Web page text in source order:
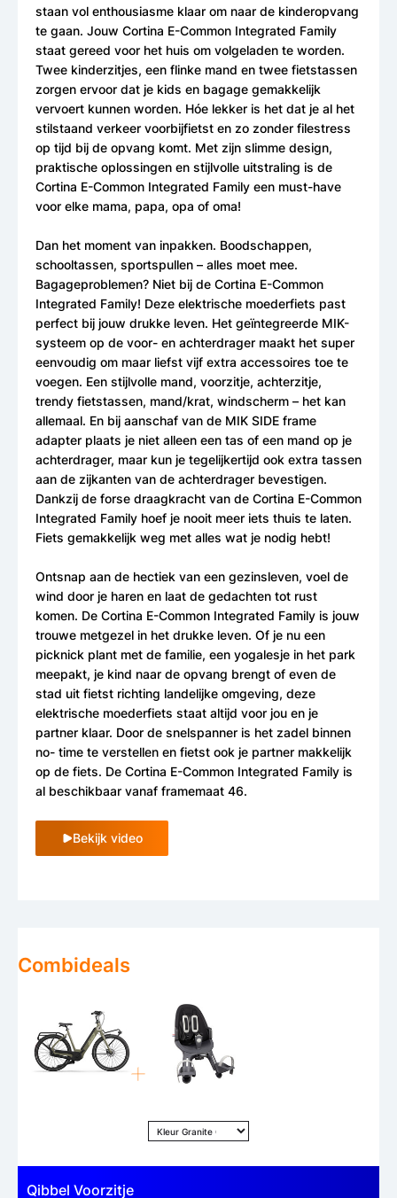
Combideals
Qibbel Voorzitje
staan vol enthousiasme klaar om naar de kinderopvang
te gaan. Jouw Cortina E-Common Integrated Family
staat gereed voor het huis om volgeladen te worden.
Twee kinderzitjes, een flinke mand en twee fietstassen
zorgen ervoor dat je kids en bagage gemakkelijk
vervoert kunnen worden. Hóe lekker is het dat je al het
stilstaand verkeer voorbijfietst en zo zonder filestress
op tijd bij de opvang komt. Met zijn slimme design,
praktische oplossingen en stijlvolle uitstraling is de
Cortina E-Common Integrated Family een must-have
voor elke mama, papa, opa of oma!
Dan het moment van inpakken. Boodschappen,
schooltassen, sportspullen – alles moet mee.
Bagageproblemen? Niet bij de Cortina E-Common
Integrated Family! Deze elektrische moederfiets past
perfect bij jouw drukke leven. Het geïntegreerde MIK-
systeem op de voor- en achterdrager maakt het super
eenvoudig om maar liefst vijf extra accessoires toe te
voegen. Een stijlvolle mand, voorzitje, achterzitje,
trendy fietstassen, mand/krat, windscherm – het kan
allemaal. En bij aanschaf van de MIK SIDE frame
adapter plaats je niet alleen een tas of een mand op je
achterdrager, maar kun je tegelijkertijd ook extra tassen
aan de zijkanten van de achterdrager bevestigen.
Dankzij de forse draagkracht van de Cortina E-Common
Integrated Family hoef je nooit meer iets thuis te laten.
Fiets gemakkelijk weg met alles wat je nodig hebt!
Ontsnap aan de hectiek van een gezinsleven, voel de
wind door je haren en laat de gedachten tot rust
komen. De Cortina E-Common Integrated Family is jouw
trouwe metgezel in het drukke leven. Of je nu een
picknick plant met de familie, een yogalesje in het park
meepakt, je kind naar de opvang brengt of even de
stad uit fietst richting landelijke omgeving, deze
elektrische moederfiets staat altijd voor jou en je
partner klaar. Door de snelspanner is het zadel binnen
no- time te verstellen en fietst ook je partner makkelijk
op de fiets. De Cortina E-Common Integrated Family is
al beschikbaar vanaf framemaat 46.
Bekijk video